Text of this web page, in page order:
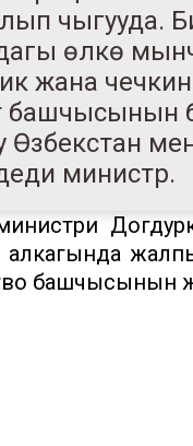
чыгууда.
өлкө
Өзбекстан
министр.
башчысынын